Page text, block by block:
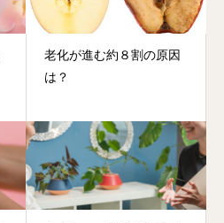
老化が進む約８割の原因
は？